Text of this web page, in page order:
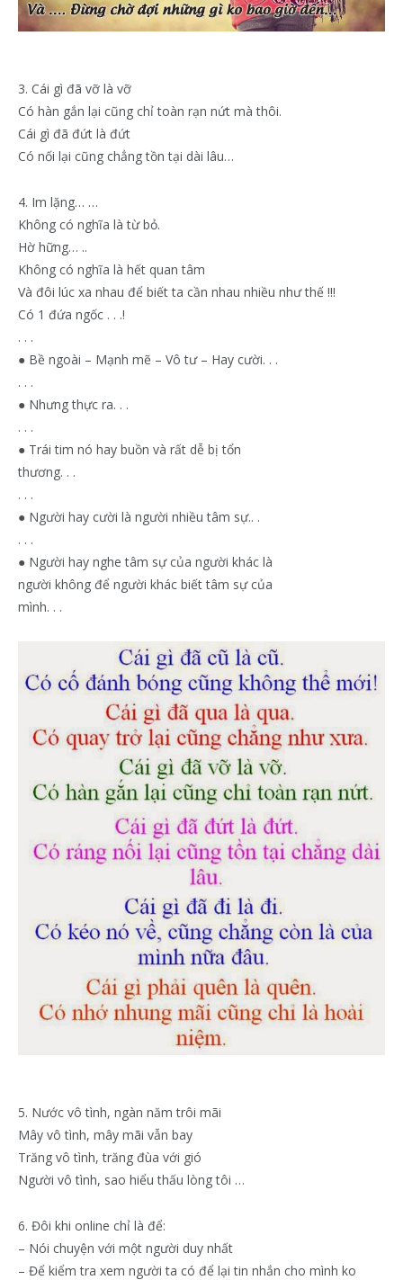
3. Cái gì đã vỡ là vỡ
Có hàn gắn lại cũng chỉ toàn rạn nứt mà thôi.
Cái gì đã đứt là đứt
Có nối lại cũng chẳng tồn tại dài lâu…
4. Im lặng… …
Không có nghĩa là từ bỏ.
Hờ hững… ..
Không có nghĩa là hết quan tâm
Và đôi lúc xa nhau để biết ta cần nhau nhiều như thế !!!
Có 1 đứa ngốc . . .!
. . .
● Bề ngoài – Mạnh mẽ – Vô tư – Hay cười. . .
. . .
● Nhưng thực ra. . .
. . .
● Trái tim nó hay buồn và rất dễ bị tổn
thương. . .
. . .
● Người hay cười là người nhiều tâm sự.. .
. . .
● Người hay nghe tâm sự của người khác là
người không để người khác biết tâm sự của
mình. . .
5. Nước vô tình, ngàn năm trôi mãi
Mây vô tình, mây mãi vẫn bay
Trăng vô tình, trăng đùa với gió
Người vô tình, sao hiểu thấu lòng tôi …
6. Đôi khi online chỉ là để:
– Nói chuyện với một người duy nhất
– Để kiểm tra xem người ta có để lại tin nhắn cho mình ko